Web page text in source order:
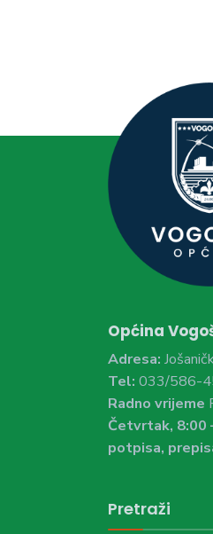
Općina
Adresa:
Tel: 033/586-
Radno vrijeme
Četvrtak, 8:00
potpisa,
Pretraži